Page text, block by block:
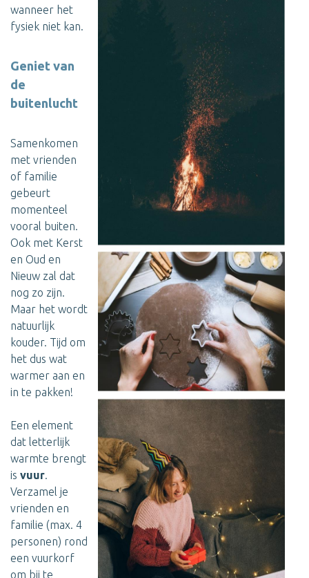
wanneer het
fysiek niet kan.
Geniet van
de
buitenlucht
Samenkomen
met vrienden
of familie
gebeurt
momenteel
vooral buiten.
Ook met Kerst
en Oud en
Nieuw zal dat
nog zo zijn.
Maar het wordt
natuurlijk
kouder. Tijd om
het dus wat
warmer aan en
in te pakken!
Een element
dat letterlijk
warmte brengt
is vuur.
Verzamel je
vrienden en
familie (max. 4
personen) rond
een vuurkorf
om bij te